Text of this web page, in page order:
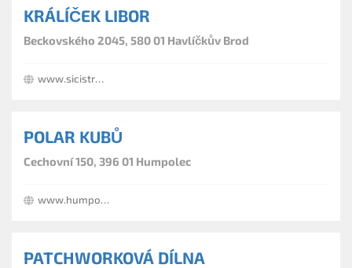
KRÁLÍČEK LIBOR
Beckovského 2045, 580 01 Havlíčkův Brod
www.sicistrojekralicek.cz
POLAR KUBŮ
Cechovní 150, 396 01 Humpolec
www.humpolar.cz
PATCHWORKOVÁ DÍLNA